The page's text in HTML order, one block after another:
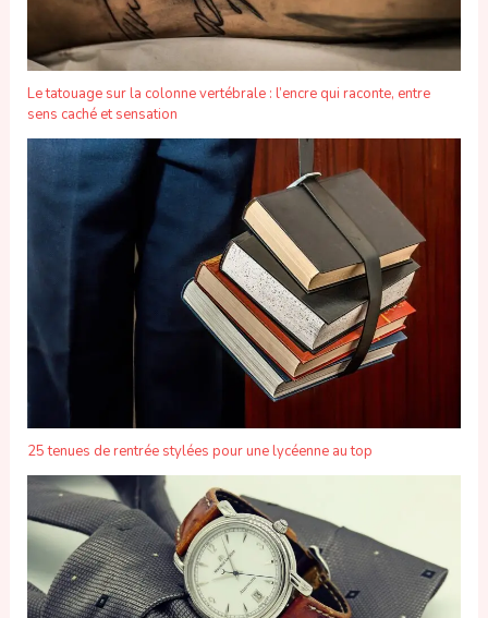
Le tatouage sur la colonne vertébrale : l’encre qui raconte, entre
sens caché et sensation
25 tenues de rentrée stylées pour une lycéenne au top